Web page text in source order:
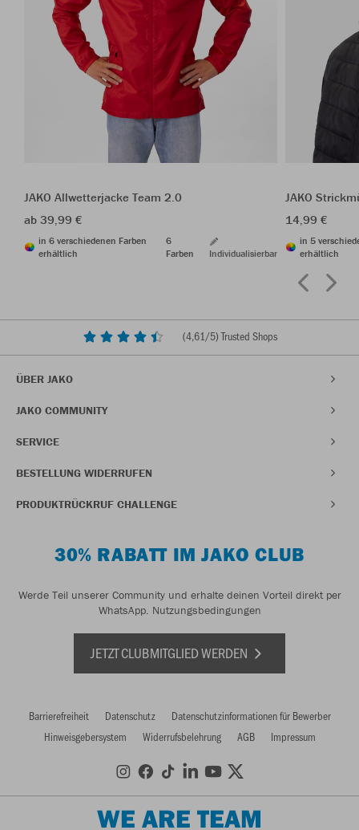
JAKO Allwetterjacke Team 2.0
ab 39,99 €
in 6 verschiedenen Farben
erhältlich
6
Farben
Individualisierbar
JAKO
14,99 €
in 5
erhältlich
(4,61/5) Trusted Shops
ÜBER JAKO
JAKO COMMUNITY
SERVICE
BESTELLUNG WIDERRUFEN
PRODUKTRÜCKRUF CHALLENGE
30% RABATT IM JAKO CLUB
Werde Teil unserer Community und erhalte deinen Vorteil direkt per
WhatsApp. Nutzungsbedingungen
JETZT CLUBMITGLIED WERDEN
Barrierefreiheit Datenschutz
Datenschutzinformationen für Bewerber
Hinweisgebersystem
Widerrufsbelehrung AGB Impressum
WE ARE TEAM